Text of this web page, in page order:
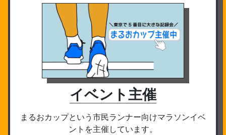
イベント主催
まるおカップという市民ランナー向けマラソンイベ
ントを主催しています。